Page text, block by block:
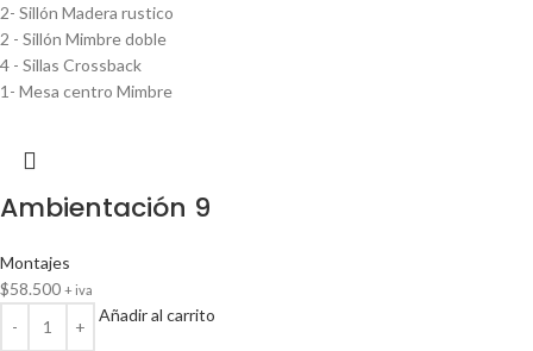
2- Sillón Madera rustico
2 - Sillón Mimbre doble
4 - Sillas Crossback
1- Mesa centro Mimbre
Ambientación 9
Montajes
$58.500 + iva
Añadir al carrito